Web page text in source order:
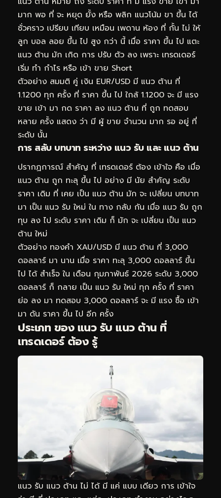
มาก พอ ที่ จะ หยุด ยั้ง หรือ พลิก แนวโน้ม ขา ขึ้น ได้
ชั่วคราว เปรียบ เทียบ เหมือน เพดาน ห้อง ที่ กั้น ไม่ ให้
ลูก บอล ลอย ขึ้น ไป สูง กว่า นี้ เมื่อ ราคา ขึ้น ไป แตะ
แนว ต้าน มัก เกิด การ ปรับ ตัว ลง เพราะ เทรดเดอร์
เริ่ม ทำ กำไร หรือ เข้า ขาย Short
ตัวอย่าง สมมติ คู่ เงิน EUR/USD มี แนว ต้าน ที่
1.1200 ทุก ครั้ง ที่ ราคา ขึ้น ไป ใกล้ 1.1200 จะ มี แรง
ขาย เข้า มา กด ราคา ลง แนว ต้าน ที่ ถูก ทดสอบ
หลาย ครั้ง แสดง ว่า มี ผู้ ขาย จำนวน มาก รอ อยู่ ที่
ระดับ นั้น
การ สลับ บทบาท ระหว่าง แนว รับ และ แนว ต้าน
ปรากฏการณ์ สำคัญ ที่ เทรดเดอร์ ต้อง เข้าใจ คือ เมื่อ
แนว ต้าน ถูก ทะลุ ขึ้น ไป อย่าง มี นัย สำคัญ ระดับ
ราคา เดิม ที่ เคย เป็น แนว ต้าน มัก จะ เปลี่ยน บทบาท
มา เป็น แนว รับ ใหม่ ใน ทาง กลับ กัน เมื่อ แนว รับ ถูก
ทุบ ลง ไป ระดับ ราคา เดิม ก็ มัก จะ เปลี่ยน เป็น แนว
ต้าน ใหม่
ตัวอย่าง ทองคำ XAU/USD มี แนว ต้าน ที่ 3,000
ดอลลาร์ มา นาน เมื่อ ราคา ทะลุ 3,000 ดอลลาร์ ขึ้น
ไป ได้ สำเร็จ ใน เดือน กุมภาพันธ์ 2026 ระดับ 3,000
ดอลลาร์ ก็ กลาย เป็น แนว รับ ใหม่ ทุก ครั้ง ที่ ราคา
ย่อ ลง มา ทดสอบ 3,000 ดอลลาร์ จะ มี แรง ซื้อ เข้า
มา ดัน ราคา ขึ้น ไป อีก ครั้ง
ประเภท ของ แนว รับ แนว ต้าน ที่
เทรดเดอร์ ต้อง รู้
แนว รับ แนว ต้าน ไม่ ได้ มี แค่ แบบ เดียว การ เข้าใจ